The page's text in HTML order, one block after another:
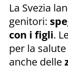
La Svezia
genitori:
con i figli.
per la
anche delle